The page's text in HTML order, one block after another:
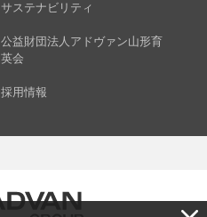
サステナビリティ
公益財団法人アドヴァン山形育
英会
採用情報